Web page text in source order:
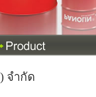
จำกัด